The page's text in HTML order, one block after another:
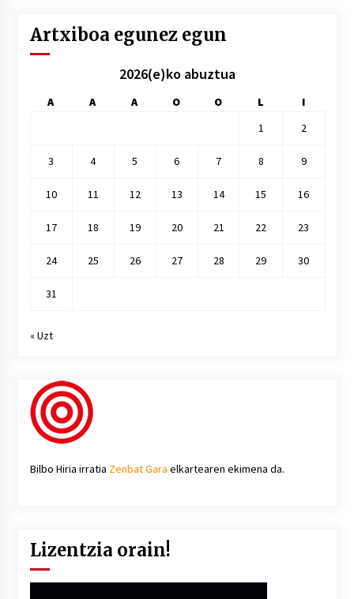
Artxiboa egunez egun
2026(e)ko abuztua
A A A O O L
I
1
2
3 4 5 6 7 8 9
10 11 12 13 14 15 16
17 18 19 20 21 22 23
24 25 26 27 28 29 30
31
« Uzt
Bilbo Hiria irratia Zenbat Gara elkartearen ekimena da.
Lizentzia orain!